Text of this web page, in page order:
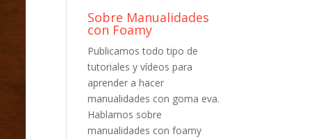
Sobre Manualidades
con Foamy
Publicamos todo tipo de
tutoriales y vídeos para
aprender a hacer
manualidades con goma eva.
Hablamos sobre
manualidades con foamy